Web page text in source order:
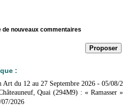
nouveaux commentaires
:
Art du 12 au 27 Septembre 2026 - 05/08/
Quai (294M9) : «
2026